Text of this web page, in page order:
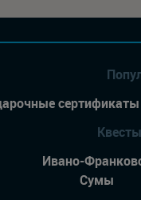
сертификаты
Ивано-
Сумы